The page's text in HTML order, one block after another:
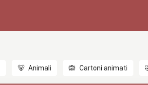
🐻 Animali 🙉 Cartoni animati